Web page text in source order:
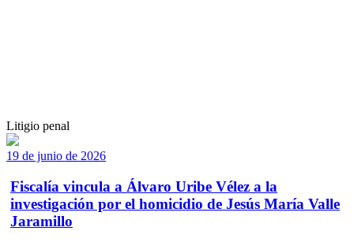
Litigio penal
19 de junio de 2026
Fiscalía vincula a Álvaro Uribe Vélez a la
investigación por el homicidio de Jesús María Valle
Jaramillo